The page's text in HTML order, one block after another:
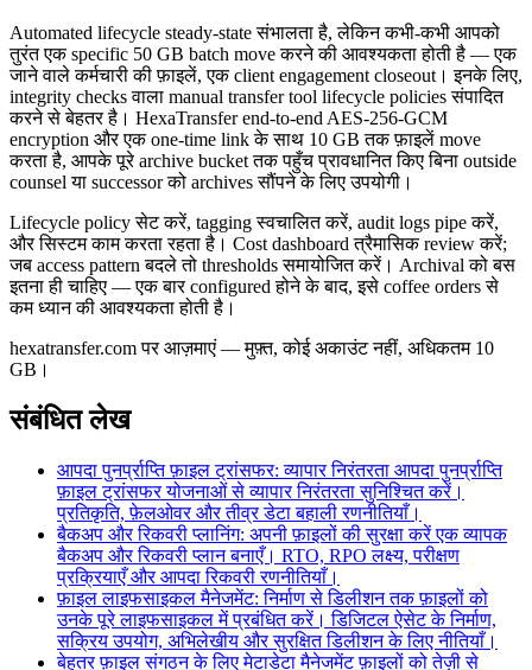
Automated lifecycle steady-state संभालता है, लेकिन कभी-कभी आपको
तुरंत एक specific 50 GB batch move करने की आवश्यकता होती है — एक
जाने वाले कर्मचारी की फ़ाइलें, एक client engagement closeout। इनके लिए,
integrity checks वाला manual transfer tool lifecycle policies संपादित
करने से बेहतर है। HexaTransfer end-to-end AES-256-GCM
encryption और एक one-time link के साथ 10 GB तक फ़ाइलें move
करता है, आपके पूरे archive bucket तक पहुँच प्रावधानित किए बिना outside
counsel या successor को archives सौंपने के लिए उपयोगी।
Lifecycle policy सेट करें, tagging स्वचालित करें, audit logs pipe करें,
और सिस्टम काम करता रहता है। Cost dashboard त्रैमासिक review करें;
जब access pattern बदले तो thresholds समायोजित करें। Archival को बस
इतना ही चाहिए — एक बार configured होने के बाद, इसे coffee orders से
कम ध्यान की आवश्यकता होती है।
hexatransfer.com पर आज़माएं — मुफ़्त, कोई अकाउंट नहीं, अधिकतम 10
GB।
संबंधित लेख
आपदा पुनर्प्राप्ति फ़ाइल ट्रांसफर: व्यापार निरंतरता आपदा पुनर्प्राप्ति
फ़ाइल ट्रांसफर योजनाओं से व्यापार निरंतरता सुनिश्चित करें।
प्रतिकृति, फ़ेलओवर और तीव्र डेटा बहाली रणनीतियाँ।
बैकअप और रिकवरी प्लानिंग: अपनी फ़ाइलों की सुरक्षा करें एक व्यापक
बैकअप और रिकवरी प्लान बनाएँ। RTO, RPO लक्ष्य, परीक्षण
प्रक्रियाएँ और आपदा रिकवरी रणनीतियाँ।
फ़ाइल लाइफसाइकल मैनेजमेंट: निर्माण से डिलीशन तक फ़ाइलों को
उनके पूरे लाइफसाइकल में प्रबंधित करें। डिजिटल ऐसेट के निर्माण,
सक्रिय उपयोग, अभिलेखीय और सुरक्षित डिलीशन के लिए नीतियाँ।
बेहतर फ़ाइल संगठन के लिए मेटाडेटा मैनेजमेंट फ़ाइलों को तेज़ी से